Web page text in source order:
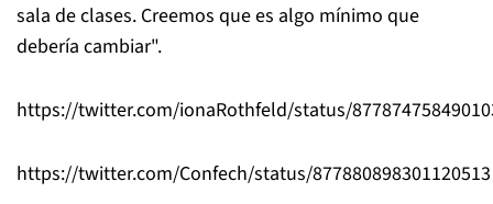
sala de clases. Creemos que es algo mínimo que
debería cambiar".
https://twitter.com/ionaRothfeld/status/
https://twitter.com/Confech/status/877880898301120513